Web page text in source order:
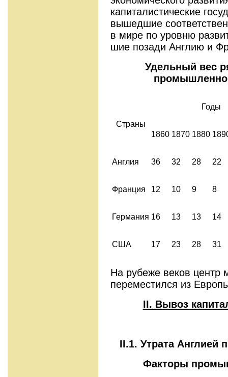
капиталистические
вышедшие
в мире по уровню
шие позади Англию и
Удельный вес
Страны
Годы
1860 1870 1880
Англия 36 32 28 22
Франция 12 10 9 8
Германия 16 13 13 14
США 17 23 28 31
На рубеже веков центр
переместился из
II. Вывоз
II.1. Утрата Англией
Факторы